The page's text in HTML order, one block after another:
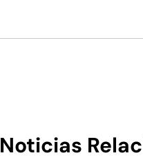
Noticias